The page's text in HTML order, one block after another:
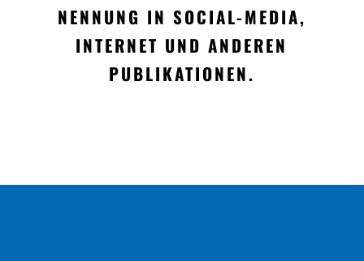
NENNUNG IN SOCIAL-MEDIA,
INTERNET UND ANDEREN
PUBLIKATIONEN.